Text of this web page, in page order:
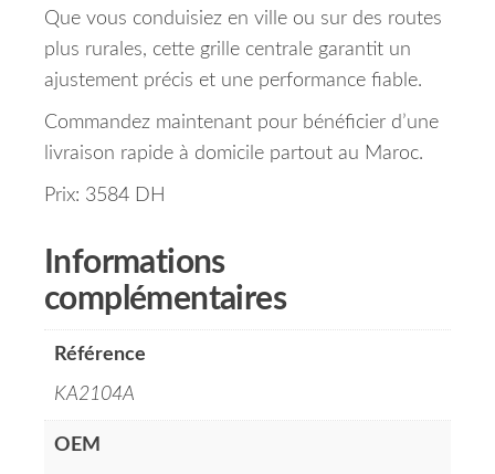
Que vous conduisiez en ville ou sur des routes
plus rurales, cette grille centrale garantit un
ajustement précis et une performance fiable.
Commandez maintenant pour bénéficier d’une
livraison rapide à domicile partout au Maroc.
Prix: 3584 DH
Informations
complémentaires
Référence
KA2104A
OEM